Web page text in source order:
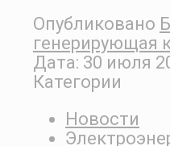
Опубликовано
генерирующая
Дата: 30 июля
Категории
Новости